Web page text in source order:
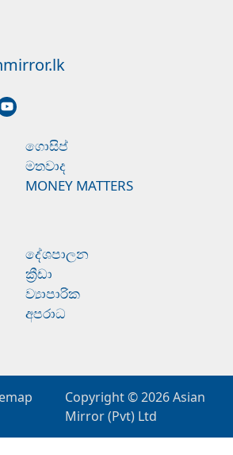
ගොසිප්
මතවාද
MONEY MATTERS
දේශපාලන
ක්‍රීඩා
ව්‍යාපාරික
අපරාධ
Copyright © 2026Asian
Mirror (Pvt) Ltd